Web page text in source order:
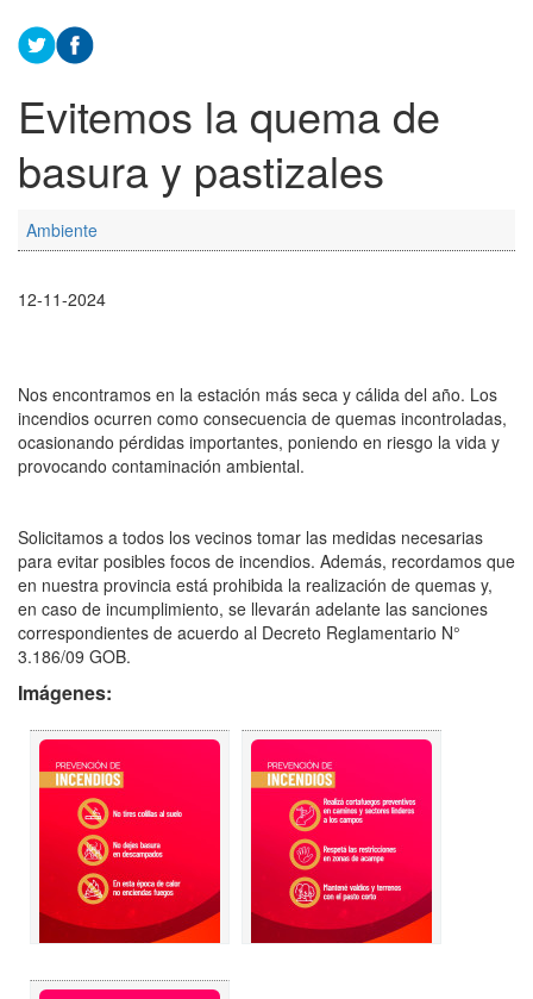
Evitemos la quema de
basura y pastizales
Ambiente
12-11-2024
Nos encontramos en la estación más seca y cálida del año. Los
incendios ocurren como consecuencia de quemas incontroladas,
ocasionando pérdidas importantes, poniendo en riesgo la vida y
provocando contaminación ambiental.
Solicitamos a todos los vecinos tomar las medidas necesarias
para evitar posibles focos de incendios. Además, recordamos que
en nuestra provincia está prohibida la realización de quemas y,
en caso de incumplimiento, se llevarán adelante las sanciones
correspondientes de acuerdo al Decreto Reglamentario N°
3.186/09 GOB.
Imágenes: